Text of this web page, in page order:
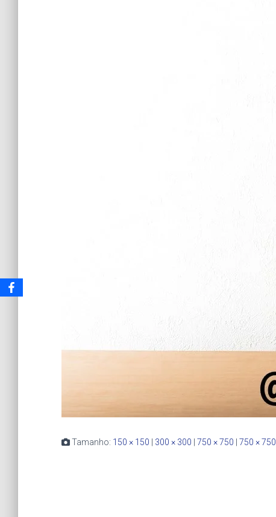
Tamanho: 150 × 150 300 × 300 750 × 750 750 × 750